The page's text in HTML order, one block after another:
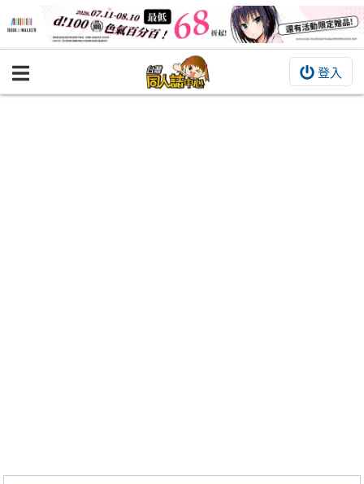
登入
BOOKY書集倉庫
繪圖藝廊